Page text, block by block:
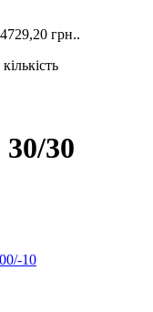
грн..
30
10